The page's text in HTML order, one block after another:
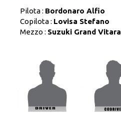
Pilota : Bordonaro Alfio
Copilota : Lovisa Stefano
Mezzo : Suzuki Grand Vitara